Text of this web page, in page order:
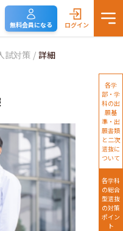
無料会員になる ログイン
試対策 / 詳細
各学
部・学
科の出
願基
準・出
願書類
と二次
選抜に
ついて
各学科
の総合
型選抜
の対策
ポイン
ト